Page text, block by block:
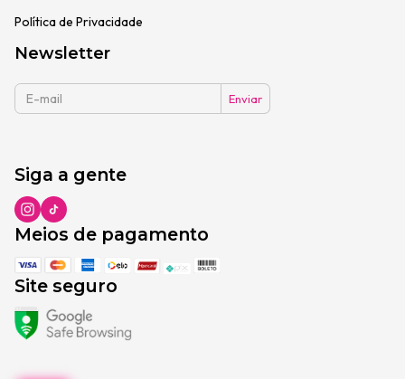
Política de Privacidade
Newsletter
Siga a gente
Meios de pagamento
Site seguro